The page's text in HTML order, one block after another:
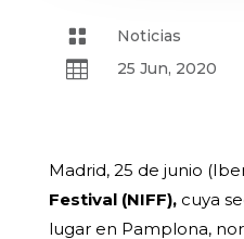
 Noticias
 25 Jun, 2020
Madrid, 25 de junio
Festival (NIFF),cuya
lugar en Pamplona,